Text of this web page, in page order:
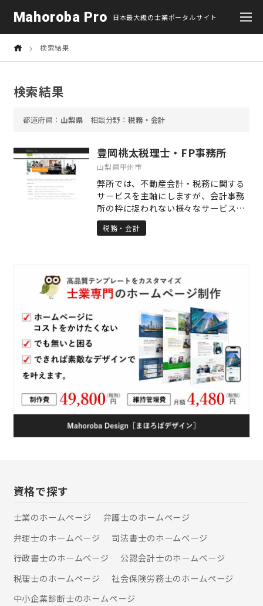
Mahoroba Pro 日本最大級の士業ポータルサイト
検索結果
検索結果
山梨県 税務・会計
豊岡桃太税理士・FP事務所
山梨県甲州市
弊所では、不動産会計・税務に関する
サービスを主軸にしますが、会計事務
所の枠に捉われない様々なサービスを
提供致しております。 不動産取引はも
ちろん、不動産有効活用・リノベーシ
総合窓口です。 相談無料です。お気軽
にご相談ください。
税務・会計
資格で探す
士業のホームぺージ
弁護士のホームぺージ
弁理士のホームぺージ
司法書士のホームぺージ
行政書士のホームぺージ
公認会計士のホームぺージ
税理士のホームぺージ
社会保険労務士のホームぺージ
中小企業診断士のホームぺージ